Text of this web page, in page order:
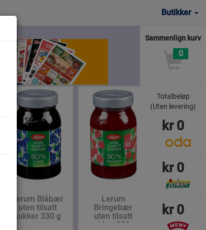
Butikker
Lerum Blåbær
uten tilsatt
sukker 330 g
Lerum
Bringebær
uten tilsatt
sukker 330 g
Sammenlign kurv
0
Totalbeløp
(Uten levering)
kr 0
kr 0
kr 0